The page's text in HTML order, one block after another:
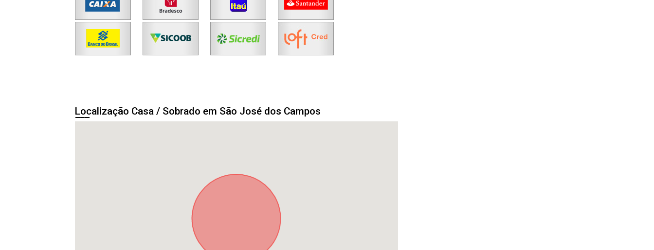
Localização Casa / Sobrado em São José dos Campos